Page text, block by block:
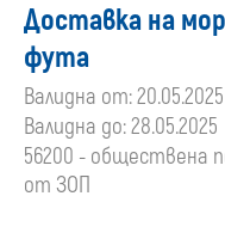
Доставка на
фута
Валидна от: 20.05.2025
Валидна до: 28.05.2025
56200 - обществена
от ЗОП